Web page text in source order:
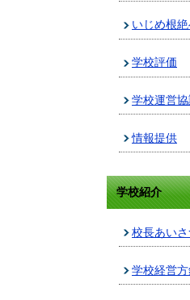
いじめ根
学校評価
学校運営
情報提供
学校紹介
校長あいさ
学校経営